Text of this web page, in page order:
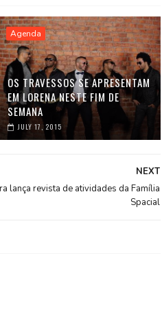
Agenda
OS TRAVESSOS SE APRESENTAM
EM LORENA NESTE FIM DE
SEMANA
JULY 17, 2015
NEXT
lança revista de atividades da Família
Spacial